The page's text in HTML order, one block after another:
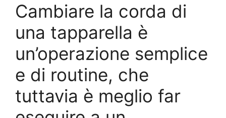
Cambiare la corda di
una tapparella è
un’operazione semplice
e di routine, che
tuttavia è meglio far